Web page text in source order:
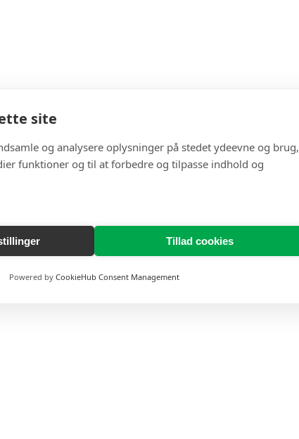
site
og analysere oplysninger på stedet ydeevne og brug,
funktioner og til at forbedre og tilpasse indhold og
Tillad cookies
Powered by CookieHub Consent Management